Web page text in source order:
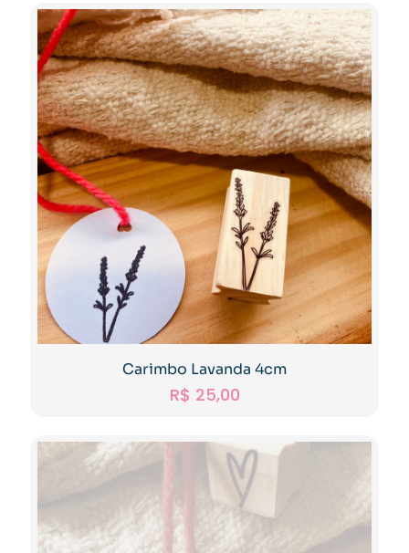
Carimbo Lavanda 4cm
R$ 25,00